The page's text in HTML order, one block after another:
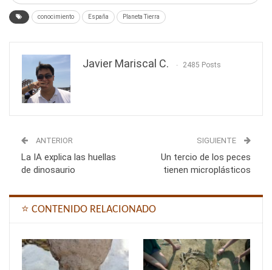
conocimiento España Planeta Tierra
Javier Mariscal C. 2485 Posts
ANTERIOR
La IA explica las huellas
de dinosaurio
SIGUIENTE
Un tercio de los peces
tienen microplásticos
⭐ CONTENIDO RELACIONADO